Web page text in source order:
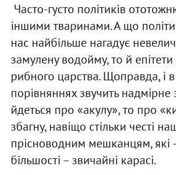
Часто-густо політиків
іншими тваринами. А що
нас найбільше нагадує
замулену водойму, то й
рибного царства. Щоправда, і
порівняннях звучить надмірне
йдеться про «акулу», то про
збагну, навіщо стільки честі
прісноводним мешканцям, які
більшості – звичайні карасі.